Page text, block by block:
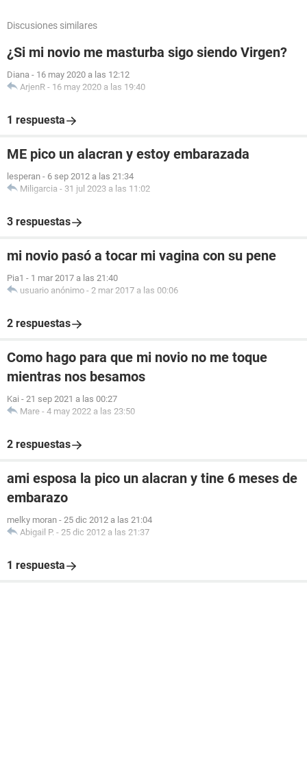
Discusiones similares
¿Si mi novio me masturba sigo siendo Virgen?
Diana - 16 may 2020 a las 12:12
ArjenR - 16 may 2020 a las 19:40
1 respuesta
ME pico un alacran y estoy embarazada
lesperan - 6 sep 2012 a las 21:34
Miligarcia - 31 jul 2023 a las 11:02
3 respuestas
mi novio pasó a tocar mi vagina con su pene
Pia1 - 1 mar 2017 a las 21:40
usuario anónimo - 2 mar 2017 a las 00:06
2 respuestas
Como hago para que mi novio no me toque
mientras nos besamos
Kai - 21 sep 2021 a las 00:27
Mare - 4 may 2022 a las 23:50
2 respuestas
ami esposa la pico un alacran y tine 6 meses de
embarazo
melky moran - 25 dic 2012 a las 21:04
Abigail P. - 25 dic 2012 a las 21:37
1 respuesta